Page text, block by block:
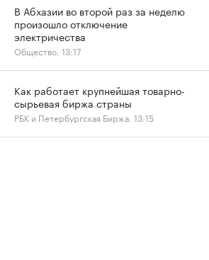
В Абхазии во второй раз за неделю
произошло отключение
электричества
Общество, 13:17
Как работает крупнейшая товарно-
сырьевая биржа страны
РБК и Петербургская Биржа, 13:15